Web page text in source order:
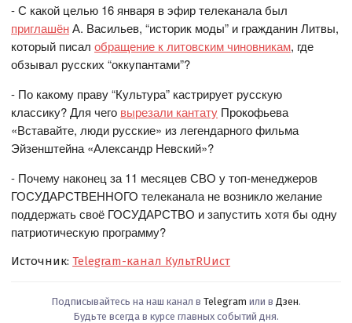
- С какой целью 16 января в эфир телеканала был
приглашёнА. Васильев, “историк моды” и гражданин Литвы,
который писалобращение к литовским чиновникам, где
обзывал русских “оккупантами”?
- По какому праву “Культура” кастрирует русскую
классику? Для чего вырезали кантату Прокофьева
«Вставайте, люди русские» из легендарного фильма
Эйзенштейна «Александр Невский»?
- Почему наконец за 11 месяцев СВО у топ-менеджеров
ГОСУДАРСТВЕННОГО телеканала не возникло желание
поддержать своё ГОСУДАРСТВО и запустить хотя бы одну
патриотическую программу?
Источник:Telegram-канал КультRUист
Подписывайтесь на наш канал в Telegram или в Дзен.
Будьте всегда в курсе главных событий дня.